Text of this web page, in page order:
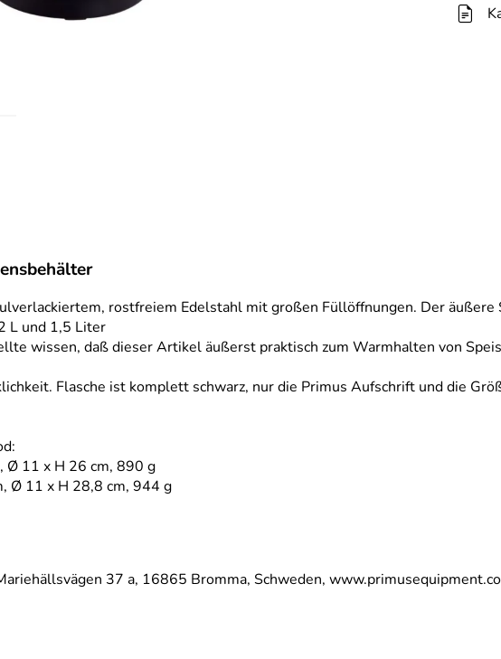
rostfreiem Edelstahl mit großen Füllöffnungen. Der
L und 1,5 Liter
wissen, daß dieser Artikel äußerst praktisch zum Warmhalten von
Flasche ist komplett schwarz, nur die Primus Aufschrift und die
Ø 11 x H 26 cm, 890 g
Ø 11 x H 28,8 cm, 944 g
37 a, 16865 Bromma, Schweden,